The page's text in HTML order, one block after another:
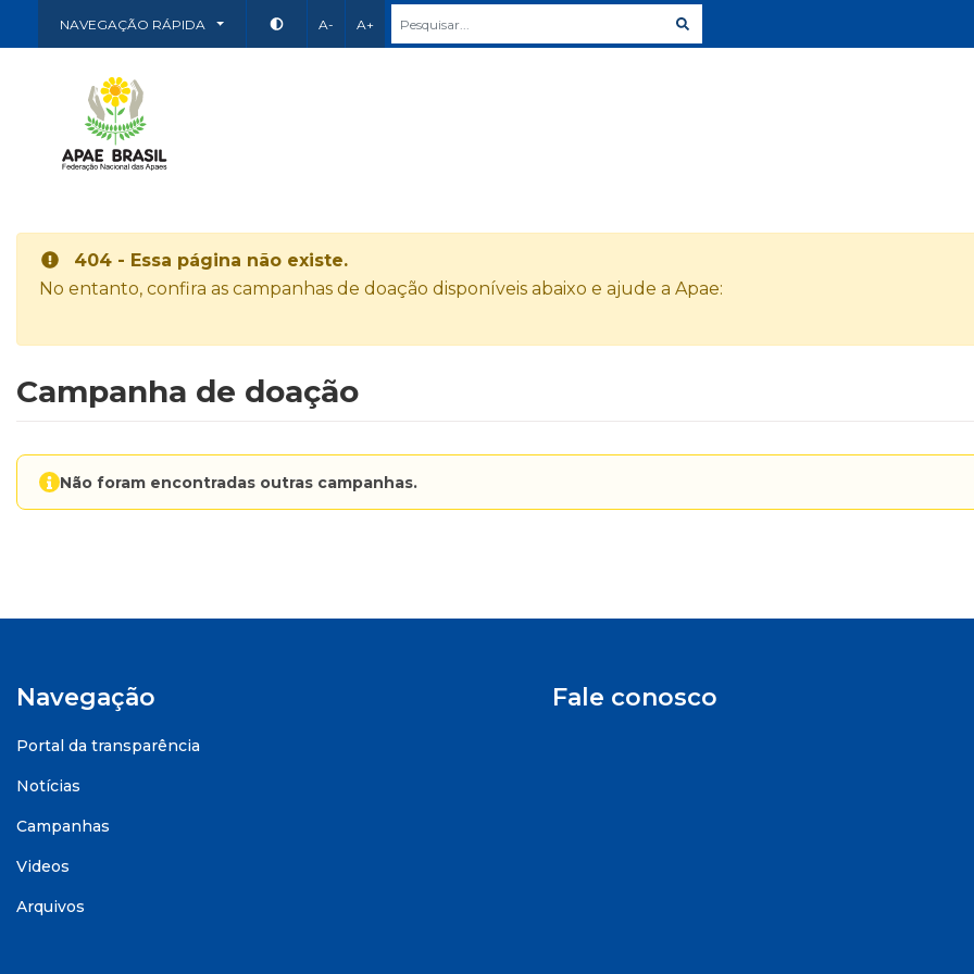
NAVEGAÇÃO RÁPIDA A- A+
404 - Essa página não existe.
No entanto, confira as campanhas de doação disponíveis abaixo e ajude a Apae:
Campanha de doação
Não foram encontradas outras campanhas.
Navegação
Portal da transparência
Notícias
Campanhas
Videos
Arquivos
Fale conosco